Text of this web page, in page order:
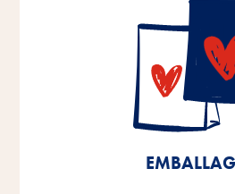
90%
Dans nos sites de production
Saxe, nous utilisons déjà des
à plus de 90%. D'ici 2025,
d'emballages recyclables pour
à Brême et en Basse-Saxe,
10% des matières